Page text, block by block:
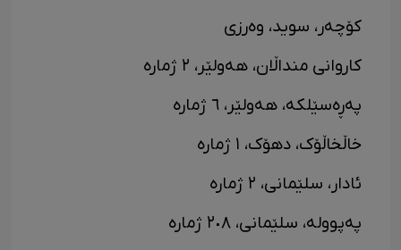
کۆچەر، سوید، وەرزی
کاروانی منداڵان، هەولێر، ٢ ژمارە
پەڕەسێلکە، هەولێر، ٦ ژمارە
خاڵخاڵۆک، دهۆک، ١ ژمارە
ئادار، سلێمانی، ٢ ژمارە
پەپوولە، سلێمانی، ٢٠٨ ژمارە